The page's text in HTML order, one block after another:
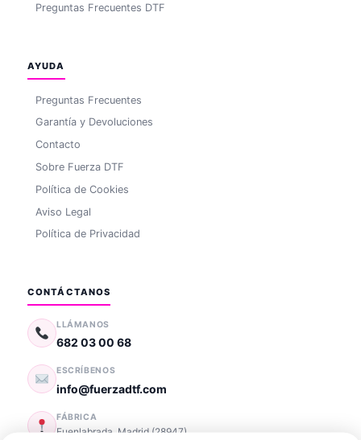
Preguntas Frecuentes DTF
AYUDA
Preguntas Frecuentes
Garantía y Devoluciones
Contacto
Sobre Fuerza DTF
Política de Cookies
Aviso Legal
Política de Privacidad
CONTÁCTANOS
LLÁMANOS
682 03 00 68
ESCRÍBENOS
info@fuerzadtf.com
FÁBRICA
Fuenlabrada Madrid (28947)